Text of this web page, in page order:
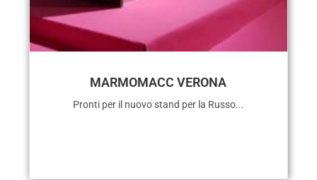
MARMOMACC VERONA
Pronti per il nuovo stand per la Russo...